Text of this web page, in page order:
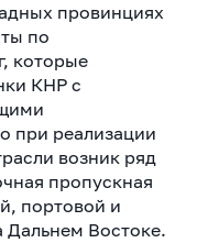
провинциях
по
которые
КНР с
при реализации
возник ряд
пропускная
портовой и
Востоке.